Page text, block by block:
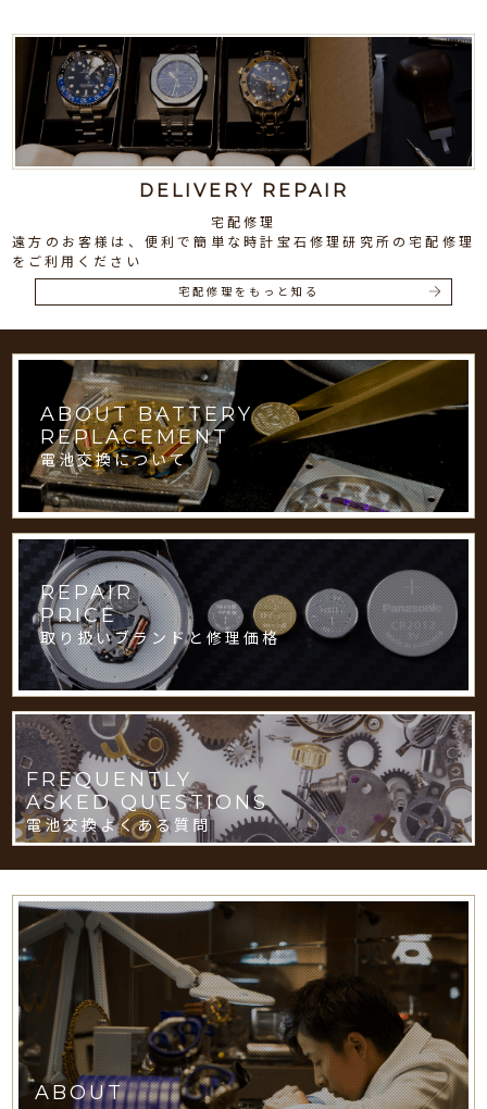
DELIVERY REPAIR
宅配修理
遠方のお客様は、便利で簡単な時計宝石修理研究所の宅配修理
をご利用ください
宅配修理をもっと知る
ABOUT BATTERY
REPLACEMENT
電池交換について
REPAIR
PRICE
取り扱いブランドと修理価格
FREQUENTLY
ASKED QUESTIONS
電池交換よくある質問
ABOUT